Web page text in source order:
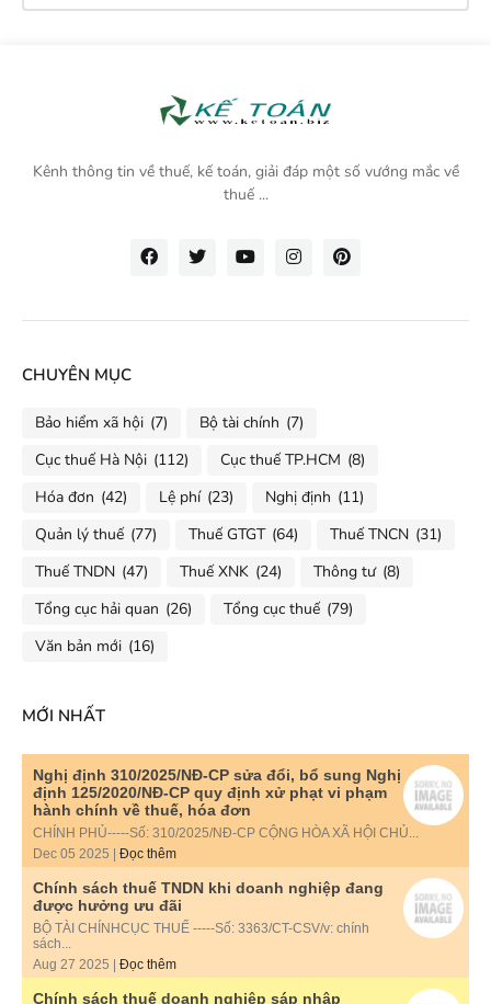
Kênh thông tin về thuế, kế toán, giải đáp một số vướng mắc về
thuế ...
CHUYÊN MỤC
Bảo hiểm xã hội (7) Bộ tài chính (7)
Cục thuế Hà Nội (112) Cục thuế TP.HCM (8)
Hóa đơn (42) Lệ phí (23) Nghị định (11)
Quản lý thuế (77) Thuế GTGT (64) Thuế TNCN (31)
Thuế TNDN (47) Thuế XNK (24) Thông tư (8)
Tổng cục hải quan (26) Tổng cục thuế (79)
Văn bản mới (16)
MỚI NHẤT
Nghị định 310/2025/NĐ-CP sửa đổi, bổ sung Nghị
định 125/2020/NĐ-CP quy định xử phạt vi phạm
hành chính về thuế, hóa đơn
CHÍNH PHỦ-----Số: 310/2025/NĐ-CP CỘNG HÒA XÃ HỘI CHỦ...
Dec 05 2025 | Đọc thêm
Chính sách thuế TNDN khi doanh nghiệp đang
được hưởng ưu đãi
BỘ TÀI CHÍNHCỤC THUẾ -----Số: 3363/CT-CSV/v: chính
sách...
Aug 27 2025 | Đọc thêm
Chính sách thuế doanh nghiệp sáp nhập